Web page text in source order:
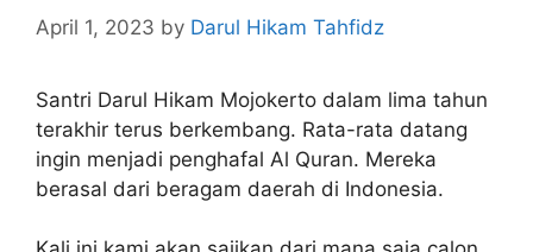
April 1, 2023 by Darul Hikam Tahfidz
Santri Darul Hikam Mojokerto dalam lima tahun
terakhir terus berkembang. Rata-rata datang
ingin menjadi penghafal Al Quran. Mereka
berasal dari beragam daerah di Indonesia.